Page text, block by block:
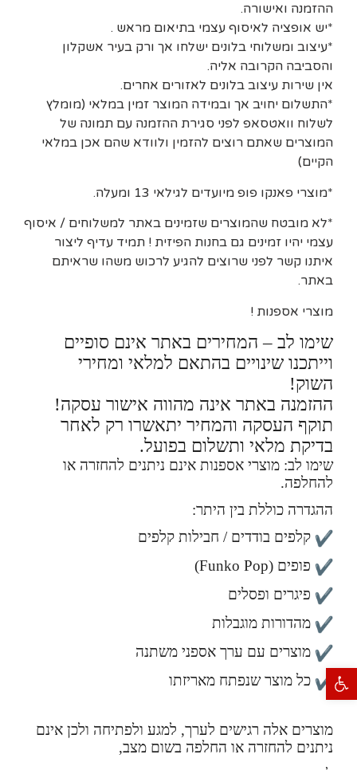
פתח סרגל נגישות
ההזמנה ואישורה.
*יש אופציה לאיסוף עצמי בתיאום מראש .
*עיצוב ומשלוחי בלונים ישלחו אך ורק בעיר אשקלון
והסביבה הקרובה אליה.
אין שירות עיצוב בלונים לאזורים אחרים.
*התשלום יחויב אך ובמידה המוצר זמין במלאי (מומלץ
לשלוח וואטסאפ לפני סגירת ההזמנה עם תמונה של
המוצרים שאתם רוצים להזמין ולוודא שהם אכן במלאי
הקיים)
*מוצרי פאנקו פופ מיועדים לגילאי 13 ומעלה.
*לא מובטח שהמוצרים שזמינים באתר למשלוחים / איסוף
עצמי יהיו זמינים גם בחנות הפיזית ! תמיד עדיף ליצור
איתנו קשר לפני שרוצים להגיע לרכוש משהו שראיתם
באתר.
מוצרי אספנות !
שימו לב – המחירים באתר אינם סופיים
וייתכנו שינויים בהתאם למלאי ומחירי
השוק!
ההזמנה באתר אינה מהווה אישור עסקה!
תוקף העסקה והמחיר יתאשרו רק לאחר
בדיקת מלאי ותשלום בפועל.
שימו לב: מוצרי אספנות אינם ניתנים להחזרה או
להחלפה.
ההגדרה כוללת בין היתר:
קלפים בודדים / חבילות קלפים
פופים (Funko Pop)
פיגרים ופסלים
מהדורות מוגבלות
מוצרים עם ערך אספני משתנה
כל מוצר שנפתח מאריזתו
מוצרים אלה רגישים לערך, למגע ולפתיחה ולכן אינם
ניתנים להחזרה או החלפה בשום מצב,